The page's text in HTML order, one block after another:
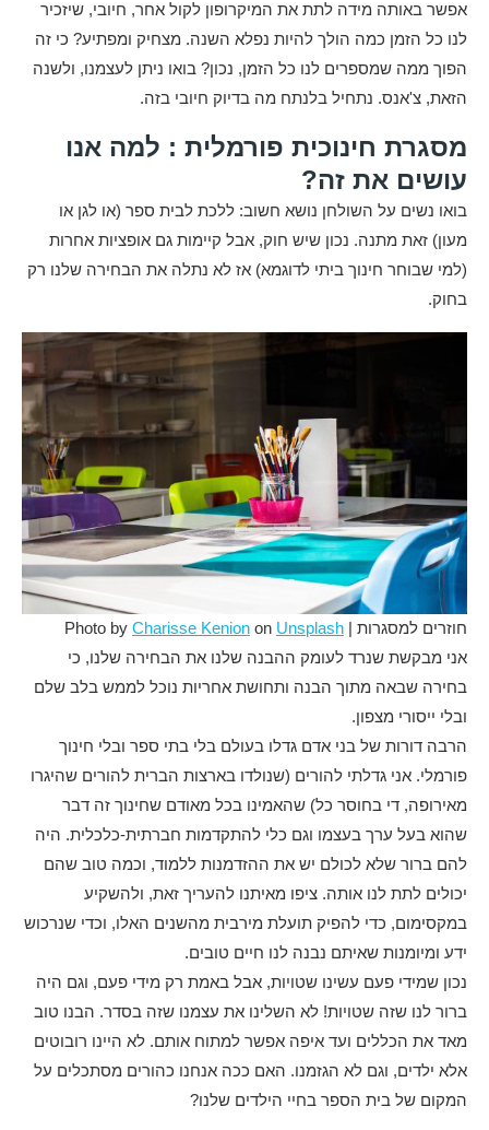
אפשר באותה מידה לתת את המיקרופון לקול אחר, חיובי, שיזכיר
לנו כל הזמן כמה הולך להיות נפלא השנה. מצחיק ומפתיע? כי זה
הפוך ממה שמספרים לנו כל הזמן, נכון? בואו ניתן לעצמנו, ולשנה
הזאת, צ'אנס. נתחיל בלנתח מה בדיוק חיובי בזה.
מסגרת חינוכית פורמלית : למה אנו
עושים את זה?
בואו נשים על השולחן נושא חשוב: ללכת לבית ספר (או לגן או
מעון) זאת מתנה. נכון שיש חוק, אבל קיימות גם אופציות אחרות
(למי שבוחר חינוך ביתי לדוגמא) אז לא נתלה את הבחירה שלנו רק
בחוק.
חוזרים למסגרות | Photo by Charisse Kenion on Unsplash
אני מבקשת שנרד לעומק ההבנה שלנו את הבחירה שלנו, כי
בחירה שבאה מתוך הבנה ותחושת אחריות נוכל לממש בלב שלם
ובלי ייסורי מצפון.
הרבה דורות של בני אדם גדלו בעולם בלי בתי ספר ובלי חינוך
פורמלי. אני גדלתי להורים (שנולדו בארצות הברית להורים שהיגרו
מאירופה, די בחוסר כל) שהאמינו בכל מאודם שחינוך זה דבר
שהוא בעל ערך בעצמו וגם כלי להתקדמות חברתית-כלכלית. היה
להם ברור שלא לכולם יש את ההזדמנות ללמוד, וכמה טוב שהם
יכולים לתת לנו אותה. ציפו מאיתנו להעריך זאת, ולהשקיע
במקסימום, כדי להפיק תועלת מירבית מהשנים האלו, וכדי שנרכוש
ידע ומיומנות שאיתם נבנה לנו חיים טובים.
נכון שמידי פעם עשינו שטויות, אבל באמת רק מידי פעם, וגם היה
ברור לנו שזה שטויות! לא השלינו את עצמנו שזה בסדר. הבנו טוב
מאד את הכללים ועד איפה אפשר למתוח אותם. לא היינו רובוטים
אלא ילדים, וגם לא הגזמנו. האם ככה אנחנו כהורים מסתכלים על
המקום של בית הספר בחיי הילדים שלנו?